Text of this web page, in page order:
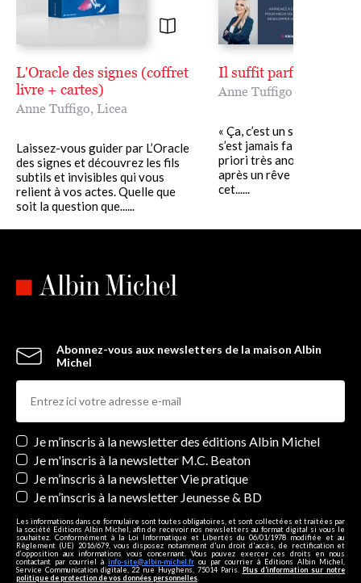
L'Oracle des signes (coffret
livre + cartes)
Anne Tuffigo, Licea
Laissez-vous guider par L’Oracle
des signes et découvrez les fils
subtils et invisibles qui vous
relient à vos actes. Quelle que
soit la question que......
Il suffit parfois d'un
Anne Tuffigo
« Ça, c’est un signe ! » Qui
s’est jamais fait cette
priori très anodine ? Par
après un rêve : et si la
cet......
Abonnez-vous aux newsletters de la maison Albin
Michel
Newsletters
Je m’inscris à la newsletter des éditions Albin Michel
Je m'inscris à la newsletter M.C. Beaton
Je m’inscris à la newsletter Vie pratique
Je m’inscris à la newsletter Jeunesse & BD
Les informations dans ce formulaire sont toutes obligatoires, et sont collectées et traitées par
la société Editions Albin Michel, afin de recevoir nos newsletters au format digital si vous le
souhaitez. Conformément à la Loi Informatique et Libertés du 06/01/1978 modifiée et au
Règlement (UE) 2016/679, vous disposez notamment d'un droit d'accès, de rectification et
d’opposition aux informations vous concernant. Vous pouvez exercer ces droits en nous
contactant par courriel à info-site@albin-michel.fr ou par courrier à Editions Albin Michel,
Service Communication digitale, 22 rue Huyghens, 75014 Paris. Plus d’information sur notre
politique de protection de vos données personnelles